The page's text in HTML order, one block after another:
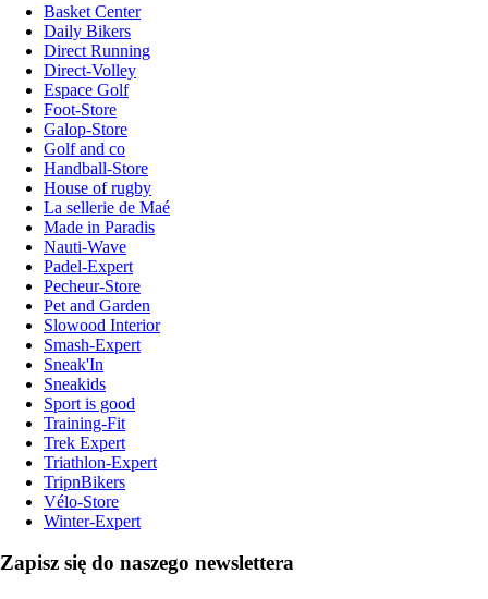
Basket Center
Daily Bikers
Direct Running
Direct-Volley
Espace Golf
Foot-Store
Galop-Store
Golf and co
Handball-Store
House of rugby
La sellerie de Maé
Made in Paradis
Nauti-Wave
Padel-Expert
Pecheur-Store
Pet and Garden
Slowood Interior
Smash-Expert
Sneak'In
Sneakids
Sport is good
Training-Fit
Trek Expert
Triathlon-Expert
TripnBikers
Vélo-Store
Winter-Expert
Zapisz się do naszego newslettera